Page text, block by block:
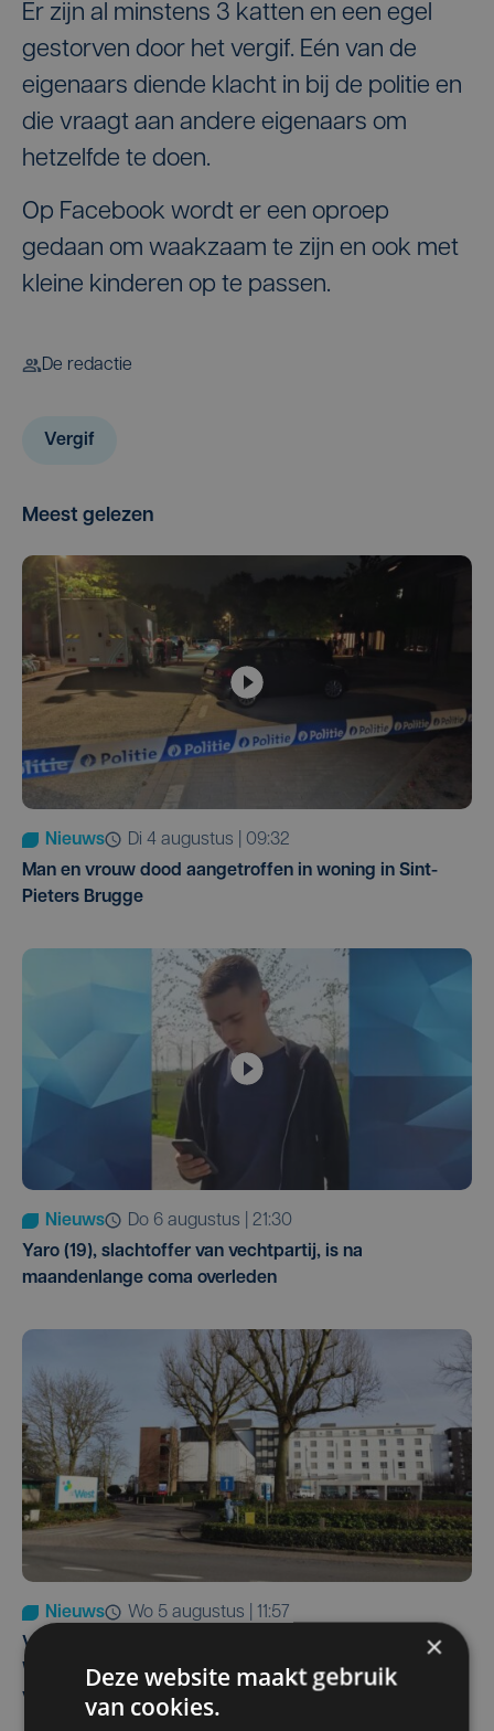
Er zijn al minstens 3 katten en een egel
gestorven door het vergif. Eén van de
eigenaars diende klacht in bij de politie en
die vraagt aan andere eigenaars om
hetzelfde te doen.
Op Facebook wordt er een oproep
gedaan om waakzaam te zijn en ook met
kleine kinderen op te passen.
De redactie
Vergif
Meest gelezen
Nieuws
di 4 augustus | 09:32
Man en vrouw dood aangetroffen in woning in Sint-
Pieters Brugge
Nieuws
do 6 augustus | 21:30
Yaro (19), slachtoffer van vechtpartij, is na
maandenlange coma overleden
Nieuws
wo 5 augustus | 11:57
Vier Oostendse gynaecologen versterken dienst in AZ
West, dat ook een nieuwe voltijdse gynaecoloog
verwelkomt
×
Deze website maakt gebruik
van cookies.